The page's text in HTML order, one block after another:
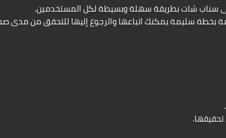
سناب شات بطريقة سهلة وبسيطة لكل المستخدمين.
سليمة يمكنك اتباعها والرجوع إليها للتحقق من مدى